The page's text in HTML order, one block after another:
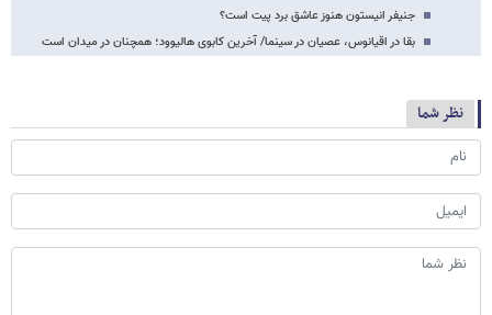
جنیفر انیستون هنوز عاشق برد پیت است؟
بقا در اقیانوس، عصیان در سینما/ آخرین کابوی هالیوود؛ همچنان در میدان است
نظر شما